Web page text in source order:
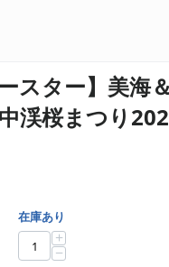
ースター】美海
渓桜まつり
在庫あり
+
−